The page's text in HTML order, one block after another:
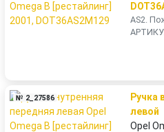
AS2.
№ 2_27586
Ручка
левой
Opel